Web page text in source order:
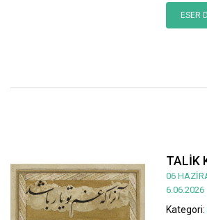
ESER
TALİK
06
6.06.2026
Kategori: